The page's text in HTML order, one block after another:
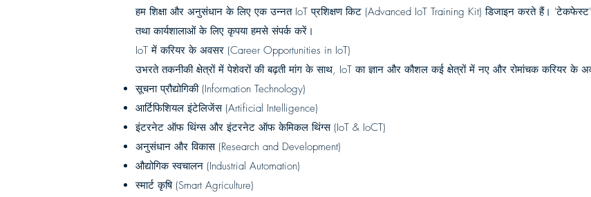
हम शिक्षा और अनुसंधान के लिए एक उन्नत IoT प्रशिक्षण किट (Advanced IoT Training Kit) डिजाइन करते हैं। 'टेकफेस्ट'
तथा कार्यशालाओं के लिए कृपया हमसे संपर्क करें।
IoT में करियर के अवसर (Career Opportunities in IoT)
उभरते तकनीकी क्षेत्रों में पेशेवरों की बढ़ती मांग के साथ, IoT का ज्ञान और कौशल कई क्षेत्रों में नए और रोमांचक करियर के
सूचना प्रौद्योगिकी (Information Technology)
आर्टिफिशियल इंटेलिजेंस (Artificial Intelligence)
इंटरनेट ऑफ थिंग्स और इंटरनेट ऑफ केमिकल थिंग्स (IoT & IoCT)
अनुसंधान और विकास (Research and Development)
औद्योगिक स्वचालन (Industrial Automation)
स्मार्ट कृषि (Smart Agriculture)